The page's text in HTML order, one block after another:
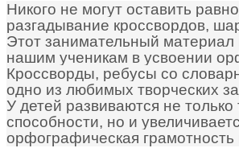
Никого не могут оставить
разгадывание кроссвордов,
Этот занимательный материал
нашим ученикам в усвоении
Кроссворды, ребусы со
одно из любимых творческих
У детей развиваются не только
способности, но и
орфографическая грамотность